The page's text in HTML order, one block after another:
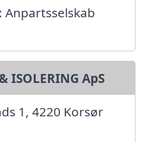
ISOLERING ApS
1, 4220 Korsør